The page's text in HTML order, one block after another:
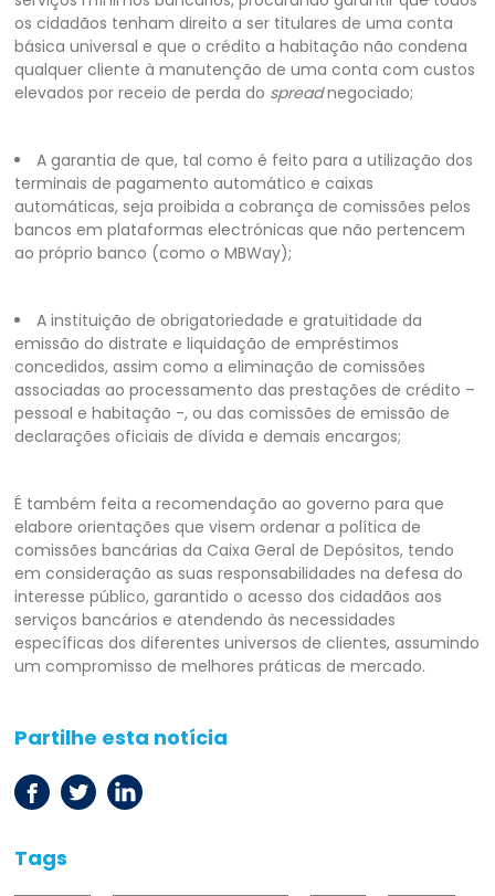
os cidadãos tenham direito a ser titulares de uma conta
básica universal e que o crédito a habitação não condena
qualquer cliente à manutenção de uma conta com custos
elevados por receio de perda do spreadnegociado;
A garantia de que, tal como é feito para a utilização dos
terminais de pagamento automático e caixas
automáticas, seja proibida a cobrança de comissões pelos
bancos em plataformas electrónicas que não pertencem
ao próprio banco (como o MBWay);
A instituição de obrigatoriedade e gratuitidade da
emissão do distrate e liquidação de empréstimos
concedidos, assim como a eliminação de comissões
associadas ao processamento das prestações de crédito –
pessoal e habitação -, ou das comissões de emissão de
declarações oficiais de dívida e demais encargos;
É também feita a recomendação ao governo para que
elabore orientações que visem ordenar a política de
comissões bancárias da Caixa Geral de Depósitos, tendo
em consideração as suas responsabilidades na defesa do
interesse público, garantido o acesso dos cidadãos aos
serviços bancários e atendendo às necessidades
específicas dos diferentes universos de clientes, assumindo
um compromisso de melhores práticas de mercado.
Partilhe esta notícia
Tags